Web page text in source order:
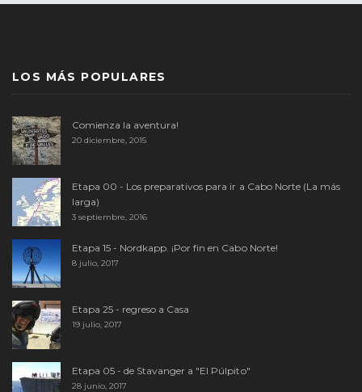
LOS MÁS POPULARES
Comienza la aventura!
20 diciembre, 2015
Etapa 00 - Los preparativos para ir a Cabo Norte (La más
larga)
3 septiembre, 2016
Etapa 15 - Nordkapp. ¡Por fin en Cabo Norte!
8 julio, 2017
Etapa 25 - regreso a Casa
19 julio, 2017
Etapa 05 - de Stavanger a "El Púlpito"
28 junio, 2017